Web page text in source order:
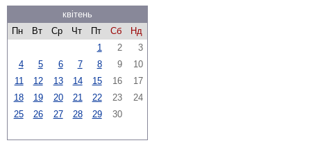
квітень
Пн
Вт Ср Чт Пт Сб
Нд
1
2
3
4
5 6 7 8 9
10
11
12 13 14 15 16
17
18
19 20 21 22 23
24
25
26 27 28 29 30